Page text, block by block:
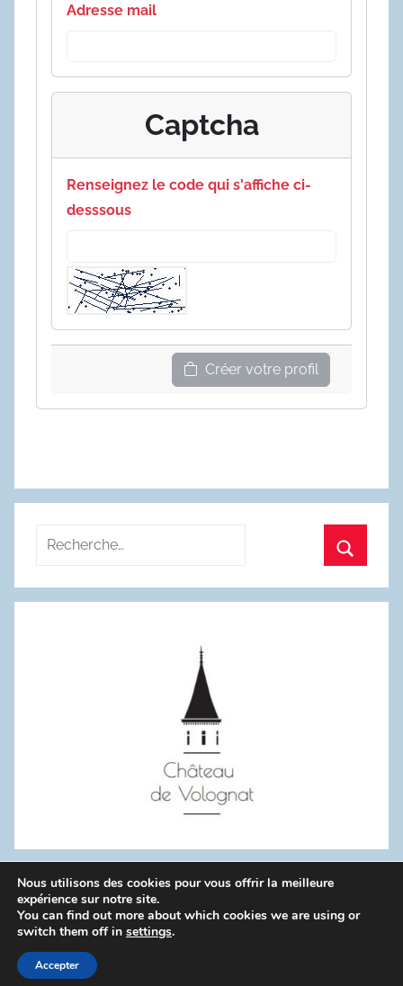
Adresse mail
Captcha
Renseignez le code qui s'affiche ci-
desssous
Créer votre profil
Recherche
:
WordPress Theme: Donovan by ThemeZee.
Politique de confidentialité
Nous utilisons des cookies pour vous offrir la meilleure
expérience sur notre site.
You can find out more about which cookies we are using or
switch them off in settings.
Accepter